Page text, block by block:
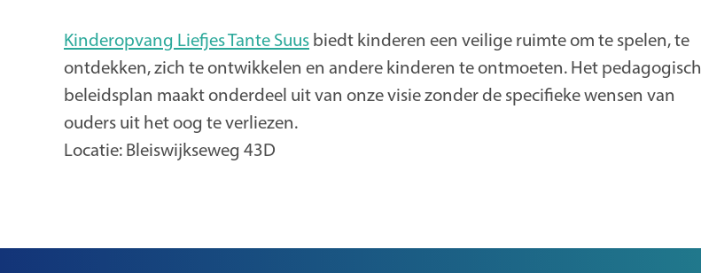
Kinderopvang Liefjes Tante Suus biedt kinderen een veilige ruimte om te spelen, te
ontdekken, zich te ontwikkelen en andere kinderen te ontmoeten. Het pedagogisch
beleidsplan maakt onderdeel uit van onze visie zonder de specifieke wensen van
ouders uit het oog te verliezen.
Locatie: Bleiswijkseweg 43D